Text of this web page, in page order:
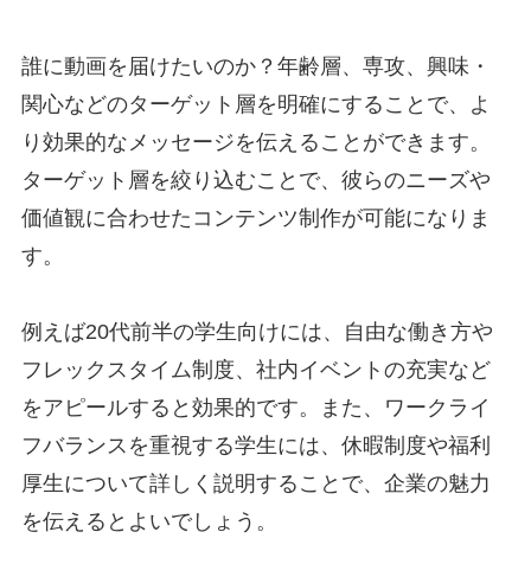
誰に動画を届けたいのか？年齢層、専攻、興味・
関心などのターゲット層を明確にすることで、よ
り効果的なメッセージを伝えることができます。
ターゲット層を絞り込むことで、彼らのニーズや
価値観に合わせたコンテンツ制作が可能になりま
す。
例えば20代前半の学生向けには、自由な働き方や
フレックスタイム制度、社内イベントの充実など
をアピールすると効果的です。また、ワークライ
フバランスを重視する学生には、休暇制度や福利
厚生について詳しく説明することで、企業の魅力
を伝えるとよいでしょう。